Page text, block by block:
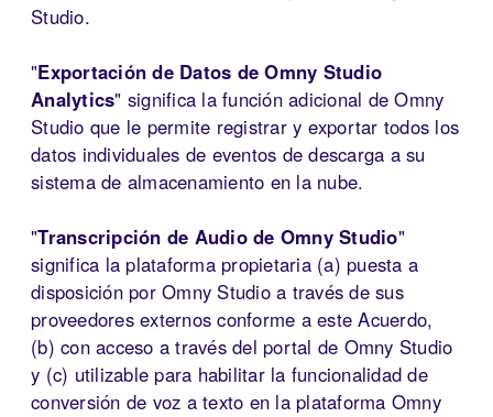
Studio.
"Exportación de Datos de Omny Studio
Analytics" significa la función adicional de Omny
Studio que le permite registrar y exportar todos los
datos individuales de eventos de descarga a su
sistema de almacenamiento en la nube.
"Transcripción de Audio de Omny Studio"
significa la plataforma propietaria (a) puesta a
disposición por Omny Studio a través de sus
proveedores externos conforme a este Acuerdo,
(b) con acceso a través del portal de Omny Studio
y (c) utilizable para habilitar la funcionalidad de
conversión de voz a texto en la plataforma Omny